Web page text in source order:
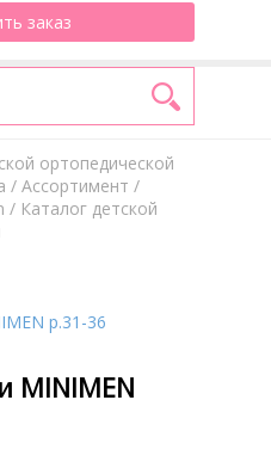
заказ
ортопедической
/ Aссортимент /
/ Каталог детской
MINIMEN